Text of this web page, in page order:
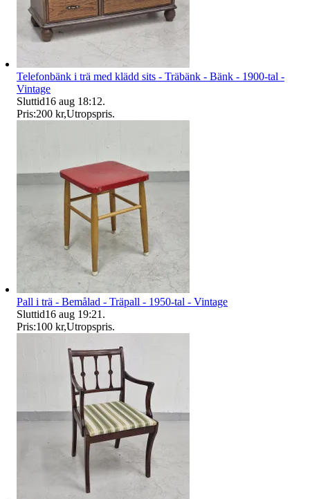
Telefonbänk i trä med klädd sits - Träbänk - Bänk - 1900-tal -
Vintage
Sluttid16 aug 18:12.
Pris:200 kr,Utropspris.
Pall i trä - Bemålad - Träpall - 1950-tal - Vintage
Sluttid16 aug 19:21 .
Pris:100 kr,Utropspris.